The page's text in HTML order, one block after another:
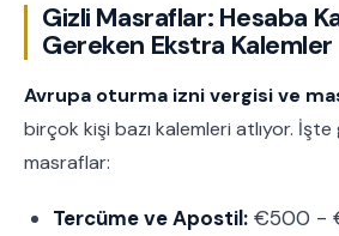
Gizli Masraflar: Hesaba
Gereken Ekstra Kalemler
Avrupa oturma izni vergisi ve
birçok kişi bazı kalemleri atlıyor.
masraflar:
Tercüme ve Apostil: €500 -